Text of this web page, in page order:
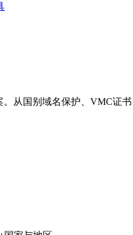
从国别域名保护、VMC证